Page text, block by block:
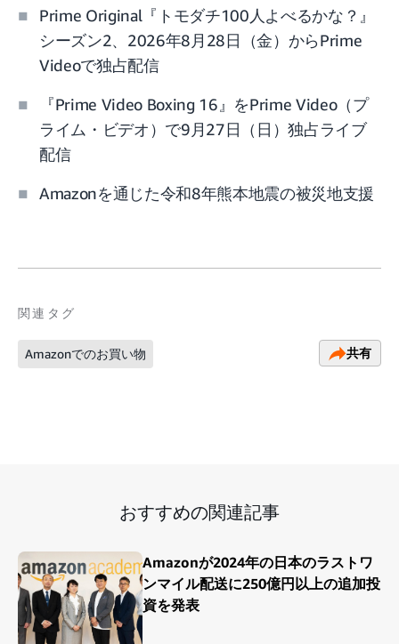
Prime Original『トモダチ100人よべるかな？』
シーズン2、2026年8月28日（金）からPrime
Videoで独占配信
『Prime Video Boxing 16』をPrime Video（プ
ライム・ビデオ）で9月27日（日）独占ライブ
配信
Amazonを通じた令和8年熊本地震の被災地支援
関連タグ
Amazonでのお買い物 共有
おすすめの関連記事
Amazonが2024年の日本のラストワ
ンマイル配送に250億円以上の追加投
資を発表